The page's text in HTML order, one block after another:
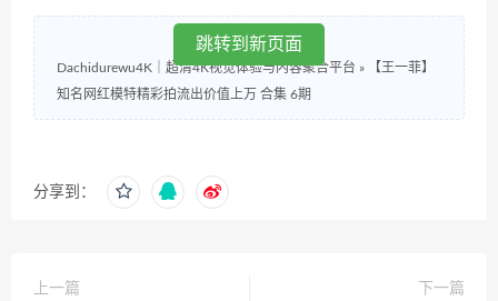
Dachidurewu4K｜超清4K视觉体验与内容聚合平台 »
【王一菲】
知名网红模特精彩拍流出价值上万 合集 6期
分享到：
上一篇 下一篇
跳转到新页面